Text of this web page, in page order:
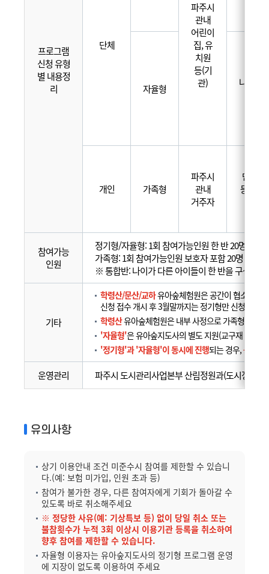
프로그램
신청 유형
별 내용정
리
단체
파주시
관내
어린이
집, 유
치원
등(기
관)
자율형
나이 제
개인 가족형
파주시
관내
거주자
만 3세
등학교
참여가능
인원
정기형/자율형: 1회 참여가능인원 한 반 20명 이내
가족형: 1회 참여가능인원 보호자 포함 20명 이내
※ 통합반: 나이가 다른 아이들이 한 반을 구성하는
기타
학령산/문산/교하유아숲체험원은 공간이 협소하여,
신청 접수 개시 후 3월말까지는 정기형만 신청 받으
학령산유아숲체험원은 내부 사정으로 가족형 프로
'자율형'은 유아숲지도사의 별도 지원(교구재 제공
'정기형'과 '자율형'이 동시에 진행되는 경우,동선이
운영관리 파주시 도시관리사업본부 산림정원과(도시정원
유의사항
상기 이용안내 조건 미준수시 참여를 제한할 수 있습니
다.(예: 보험 미가입, 인원 초과 등)
참여가 불가한 경우, 다른 참여자에게 기회가 돌아갈 수
있도록 바로 취소해주세요
※ 정당한 사유(예: 기상특보 등) 없이 당일 취소 또는
불참횟수가 누적 3회 이상시 이용기관 등록을 취소하여
향후 참여를 제한할 수 있습니다.
자율형 이용자는 유아숲지도사의 정기형 프로그램 운영
에 지장이 없도록 이용하여 주세요